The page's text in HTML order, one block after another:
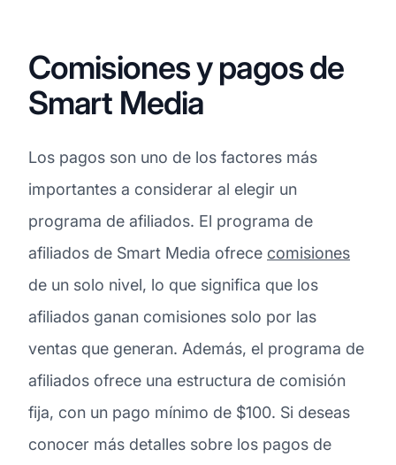
Comisiones y pagos de
Smart Media
Los pagos son uno de los factores más
importantes a considerar al elegir un
programa de afiliados. El programa de
afiliados de Smart Media ofrece comisiones
de un solo nivel, lo que significa que los
afiliados ganan comisiones solo por las
ventas que generan. Además, el programa de
afiliados ofrece una estructura de comisión
fija, con un pago mínimo de $100. Si deseas
conocer más detalles sobre los pagos de